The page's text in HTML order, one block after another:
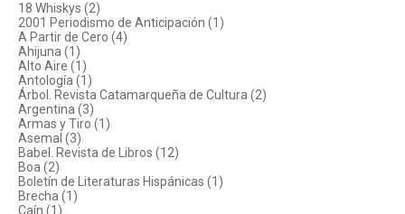
18 Whiskys (2)
2001 Periodismo de Anticipación (1)
A Partir de Cero (4)
Ahijuna (1)
Alto Aire (1)
Antología (1)
Árbol. Revista Catamarqueña de Cultura (2)
Argentina (3)
Armas y Tiro (1)
Asemal (3)
Babel. Revista de Libros (12)
Boa (2)
Boletín de Literaturas Hispánicas (1)
Brecha (1)
Caín (1)